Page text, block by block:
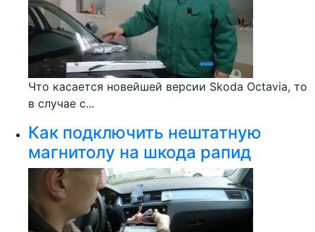
Что касается новейшей версии Skoda Octavia, то
в случае с...
Как подключить нештатную
магнитолу на шкода рапид